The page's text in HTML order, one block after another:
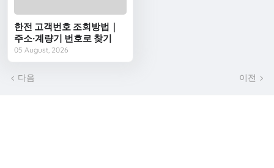
한전 고객번호 조회방법｜
주소·계량기 번호로 찾기
05 August, 2026
다음 이전